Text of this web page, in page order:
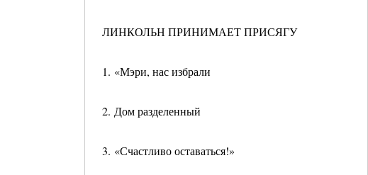
ЛИНКОЛЬН ПРИНИМАЕТ ПРИСЯГУ
1. «Мэри, нас избрали
2. Дом разделенный
3. «Счастливо оставаться!»